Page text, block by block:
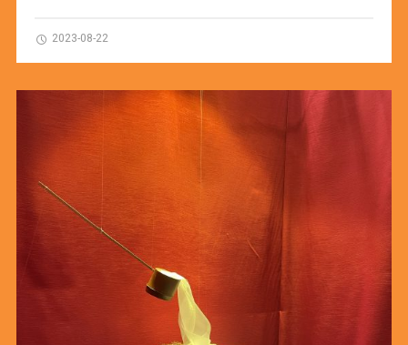
2023-08-22